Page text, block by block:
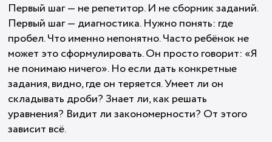
Первый шаг — не репетитор. И не сборник заданий.
Первый шаг — диагностика. Нужно понять: где
пробел. Что именно непонятно. Часто ребёнок не
может это сформулировать. Он просто говорит: «Я
не понимаю ничего». Но если дать конкретные
задания, видно, где он теряется. Умеет ли он
складывать дроби? Знает ли, как решать
уравнения? Видит ли закономерности? От этого
зависит всё.